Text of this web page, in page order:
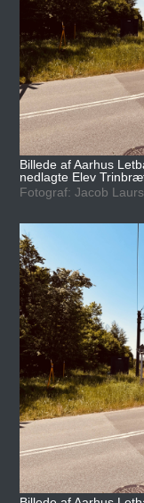
Billede af Aarhus
nedlagte Elev
Fotograf: Jacob